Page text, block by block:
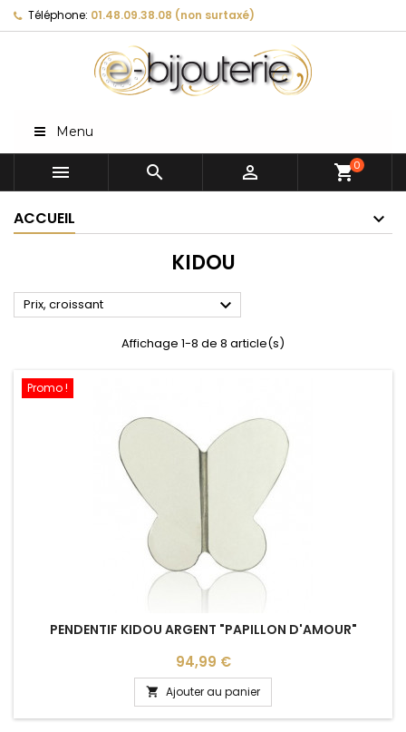
Téléphone: 01.48.09.38.08 (non surtaxé)
Menu
   shopping_cart0
ACCUEIL
KIDOU
Prix, croissant 
Affichage 1-8 de 8 article(s)
Promo !
PENDENTIF KIDOU ARGENT "PAPILLON D'AMOUR"
Prix
94,99 €
 Ajouter au panier